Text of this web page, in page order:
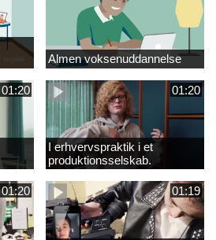
Almen voksenuddannelse
01:20 01:20
I erhvervspraktik i et
produktionsselskab.
01:20 01:19